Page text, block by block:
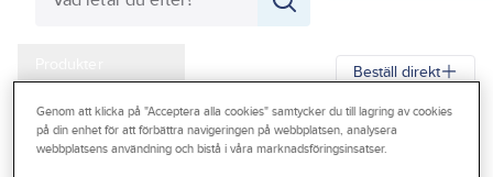
Kampanjer
Outlet
Beställ direkt
Gelia Produkter
Verktyg & Maskiner
Elhandverktyg och maskiner
Damm - Grovsugare - Utsugning
Genom att klicka på "Acceptera alla cookies" samtycker du till lagring av cookies
på din enhet för att förbättra navigeringen på webbplatsen, analysera
webbplatsens användning och bistå i våra marknadsföringsinsatser.